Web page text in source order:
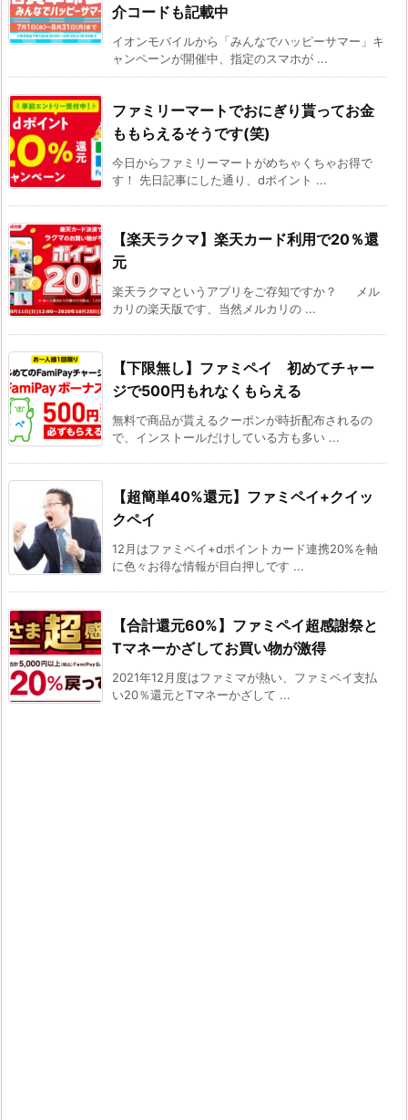
介コードも記載中
イオンモバイルから「みんなでハッピーサマー」キ
ャンペーンが開催中、指定のスマホが ...
ファミリーマートでおにぎり貰ってお金
ももらえるそうです(笑)
今日からファミリーマートがめちゃくちゃお得で
す！ 先日記事にした通り、dポイント ...
【楽天ラクマ】楽天カード利用で20％還
元
楽天ラクマというアプリをご存知ですか？ メル
カリの楽天版です、当然メルカリの ...
【下限無し】ファミペイ 初めてチャー
ジで500円もれなくもらえる
無料で商品が貰えるクーポンが時折配布されるの
で、インストールだけしている方も多い ...
【超簡単40%還元】ファミペイ+クイッ
クペイ
12月はファミペイ+dポイントカード連携20%を軸
に色々お得な情報が目白押しです ...
【合計還元60%】ファミペイ超感謝祭と
Tマネーかざしてお買い物が激得
2021年12月度はファミマが熱い、ファミペイ支払
い20％還元とTマネーかざして ...